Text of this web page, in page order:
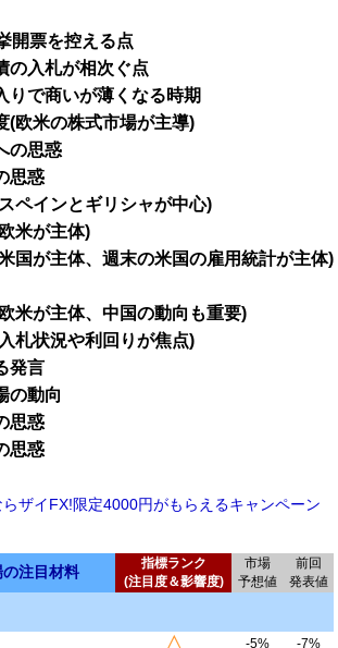
開票を控える点
の入札が相次ぐ点
りで商いが薄くなる時期
(欧米の株式市場が主導)
の思惑
思惑
ペインとギリシャが中心)
米が主体)
国が主体、週末の米国の雇用統計が主体)
米が主体、中国の動向も重要)
札状況や利回りが焦点)
発言
の動向
思惑
思惑
ザイFX!限定4000円がもらえるキャンペーン
注目材料
指標ランク
(注目度＆影響度)
市場
予想値
前回
発表値
△ -5% -7%